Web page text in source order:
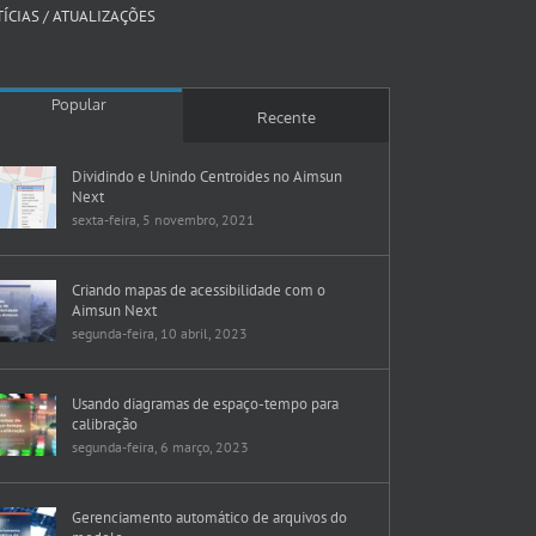
/ ATUALIZAÇÕES
Popular
Recente
Dividindo e Unindo Centroides no Aimsun
Next
sexta-feira, 5 novembro, 2021
Criando mapas de acessibilidade com o
Aimsun Next
segunda-feira, 10 abril, 2023
Usando diagramas de espaço-tempo para
calibração
segunda-feira, 6 março, 2023
Gerenciamento automático de arquivos do